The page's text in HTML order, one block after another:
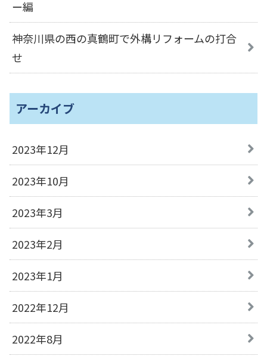
ー編
神奈川県の西の真鶴町で外構リフォームの打合
せ
アーカイブ
2023年12月
2023年10月
2023年3月
2023年2月
2023年1月
2022年12月
2022年8月